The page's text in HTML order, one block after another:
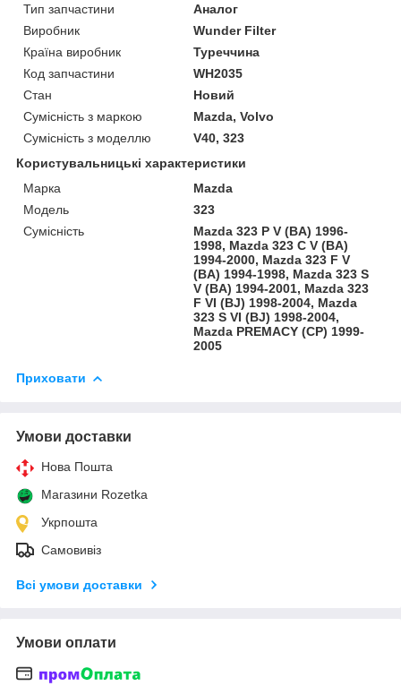
Тип запчастини
Аналог
Виробник
Wunder Filter
Країна виробник
Туреччина
Код запчастини
WH2035
Стан
Новий
Сумісність з маркою
Mazda, Volvo
Сумісність з моделлю
V40, 323
Користувальницькі характеристики
Марка
Mazda
Модель
323
Сумісність
Mazda 323 P V (BA) 1996-
1998, Mazda 323 C V (BA)
1994-2000, Mazda 323 F V
(BA) 1994-1998, Mazda 323 S
V (BA) 1994-2001, Mazda 323
F VI (BJ) 1998-2004, Mazda
323 S VI (BJ) 1998-2004,
Mazda PREMACY (CP) 1999-
2005
Приховати
Умови доставки
Нова Пошта
Магазини Rozetka
Укрпошта
Самовивіз
Всі умови доставки
Умови оплати